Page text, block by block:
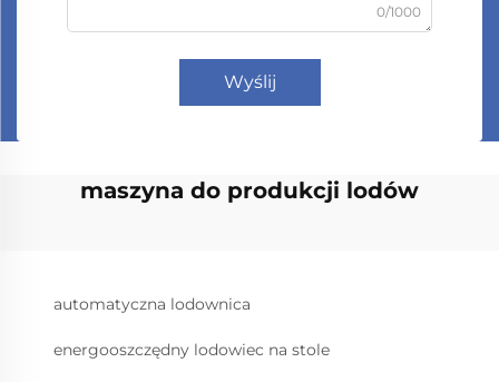
0/1000
Wyślij
maszyna do produkcji lodów
automatyczna lodownica
energooszczędny lodowiec na stole